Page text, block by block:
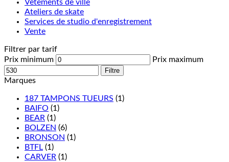
Vêtements de ville
Ateliers de skate
Services de studio d'enregistrement
Vente
Filtrer par tarif
Prix minimum
Prix maximum
Filtre
Marques
187 TAMPONS TUEURS (1)
BAIFO (1)
BEAR (1)
BOLZEN (6)
BRONSON (1)
BTFL (1)
CARVER (1)